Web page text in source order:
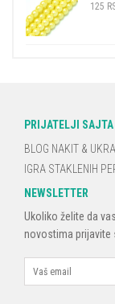
125
PRIJATELJI SAJTA
BLOG NAKIT &
IGRA STAKLENIH
NEWSLETTER
Ukoliko želite da
novostima prijavite